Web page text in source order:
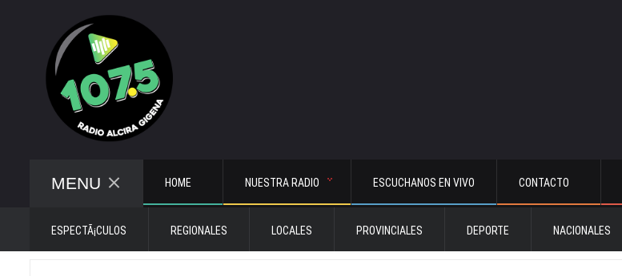
MENU HOME NUESTRA RADIO ESCUCHANOS EN VIVO CONTACTO
ESPECTÃ¡CULOS REGIONALES LOCALES PROVINCIALES DEPORTE NACIONALES